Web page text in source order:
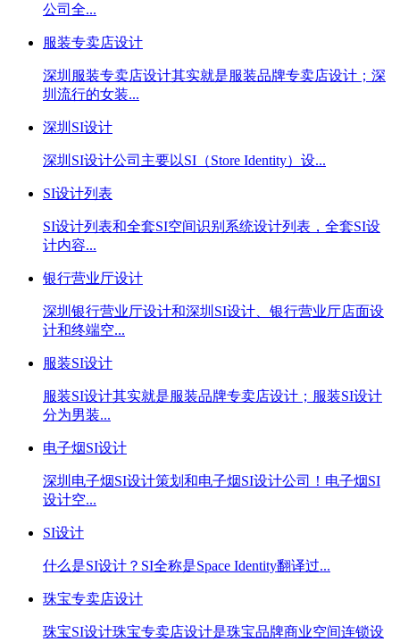
公司全...
服装专卖店设计
深圳服装专卖店设计其实就是服装品牌专卖店设计；深
圳流行的女装...
深圳SI设计
深圳SI设计公司主要以SI（Store Identity）设...
SI设计列表
SI设计列表和全套SI空间识别系统设计列表，全套SI设
计内容...
银行营业厅设计
深圳银行营业厅设计和深圳SI设计、银行营业厅店面设
计和终端空...
服装SI设计
服装SI设计其实就是服装品牌专卖店设计；服装SI设计
分为男装...
电子烟SI设计
深圳电子烟SI设计策划和电子烟SI设计公司！电子烟SI
设计空...
SI设计
什么是SI设计？SI全称是Space Identity翻译过...
珠宝专卖店设计
珠宝SI设计珠宝专卖店设计是珠宝品牌商业空间连锁设